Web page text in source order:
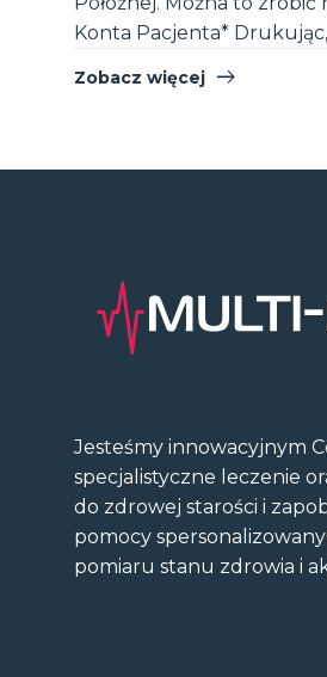
Konta Pacjenta* Drukując,
Zobacz więcej
Jesteśmy innowacyjnym
specjalistyczne leczenie
do zdrowej starości i
pomocy
pomiaru stanu zdrowia i